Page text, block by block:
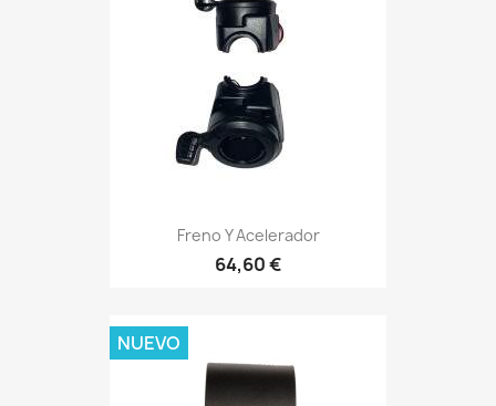
Freno Y Acelerador
64,60 €
NUEVO